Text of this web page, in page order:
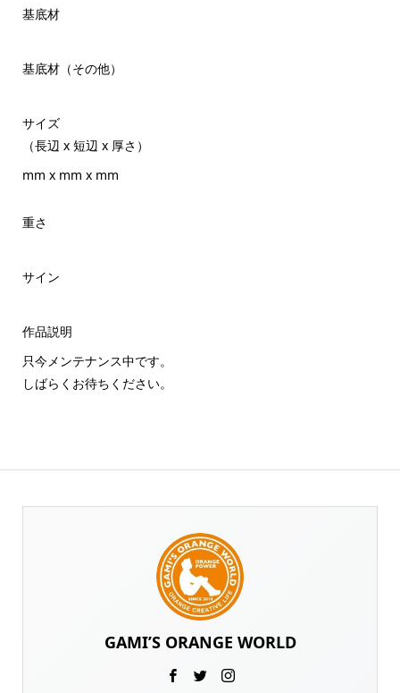
基底材
基底材（その他）
サイズ
（長辺 x 短辺 x 厚さ）
mm x mm x mm
重さ
サイン
作品説明
只今メンテナンス中です。
しばらくお待ちください。
GAMI’S ORANGE WORLD